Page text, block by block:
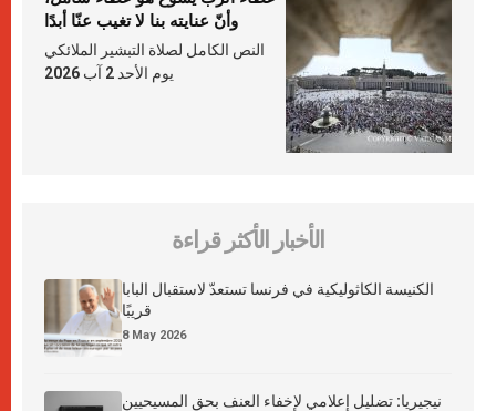
وأنّ عنايته بنا لا تغيب عنّا أبدًا
النص الكامل لصلاة التبشير الملائكي
يوم الأحد 2 آب 2026
الأخبار الأكثر قراءة
الكنيسة الكاثوليكية في فرنسا تستعدّ لاستقبال البابا
قريبًا
8 May 2026
نيجيريا: تضليل إعلامي لإخفاء العنف بحق المسيحيين